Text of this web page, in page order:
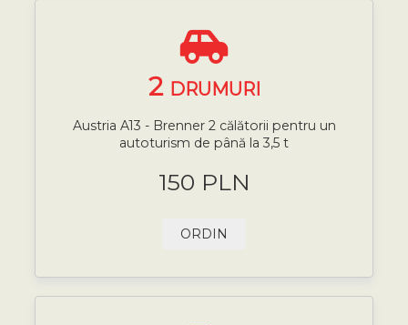
2 DRUMURI
Austria A13 - Brenner 2 călătorii pentru un
autoturism de până la 3,5 t
150 PLN
ORDIN